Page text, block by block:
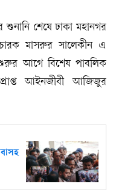
শুনানি শেষে ঢাকা মহানগর
মাসরুর সালেকীন এ
শুরুর আগে বিশেষ পাবলিক
আইনজীবী আজিজুর